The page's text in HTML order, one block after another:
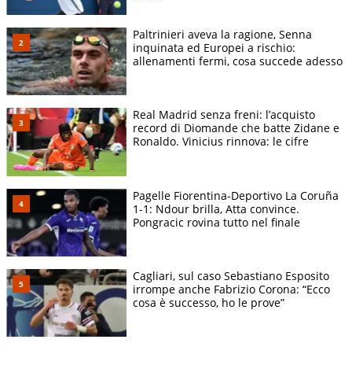
Paltrinieri aveva la ragione, Senna
inquinata ed Europei a rischio:
allenamenti fermi, cosa succede adesso
Real Madrid senza freni: l’acquisto
record di Diomande che batte Zidane e
Ronaldo. Vinicius rinnova: le cifre
Pagelle Fiorentina-Deportivo La Coruña
1-1: Ndour brilla, Atta convince.
Pongracic rovina tutto nel finale
Cagliari, sul caso Sebastiano Esposito
irrompe anche Fabrizio Corona: “Ecco
cosa è successo, ho le prove”